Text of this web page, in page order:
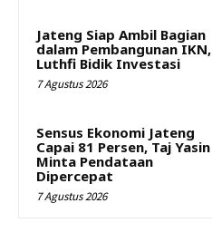
Jateng Siap Ambil Bagian
dalam Pembangunan IKN,
Luthfi Bidik Investasi
7 Agustus 2026
Sensus Ekonomi Jateng
Capai 81 Persen, Taj Yasin
Minta Pendataan
Dipercepat
7 Agustus 2026